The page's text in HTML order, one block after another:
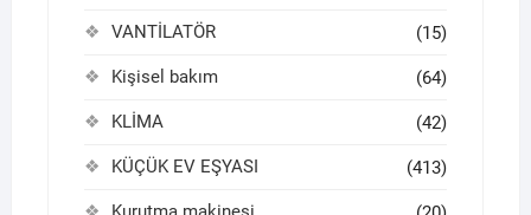
VANTİLATÖR (15)
Kişisel bakım (64)
KLİMA (42)
KÜÇÜK EV EŞYASI (413)